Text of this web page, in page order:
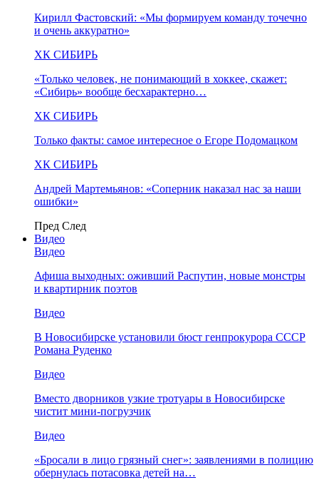
Кирилл Фастовский: «Мы формируем команду точечно
и очень аккуратно»
ХК СИБИРЬ
«Только человек, не понимающий в хоккее, скажет:
«Сибирь» вообще бесхарактерно…
ХК СИБИРЬ
Только факты: самое интересное о Егоре Подомацком
ХК СИБИРЬ
Андрей Мартемьянов: «Соперник наказал нас за наши
ошибки»
Пред След
Видео
Видео
Афиша выходных: оживший Распутин, новые монстры
и квартирник поэтов
Видео
В Новосибирске установили бюст генпрокурора СССР
Романа Руденко
Видео
Вместо дворников узкие тротуары в Новосибирске
чистит мини-погрузчик
Видео
«Бросали в лицо грязный снег»: заявлениями в полицию
обернулась потасовка детей на…